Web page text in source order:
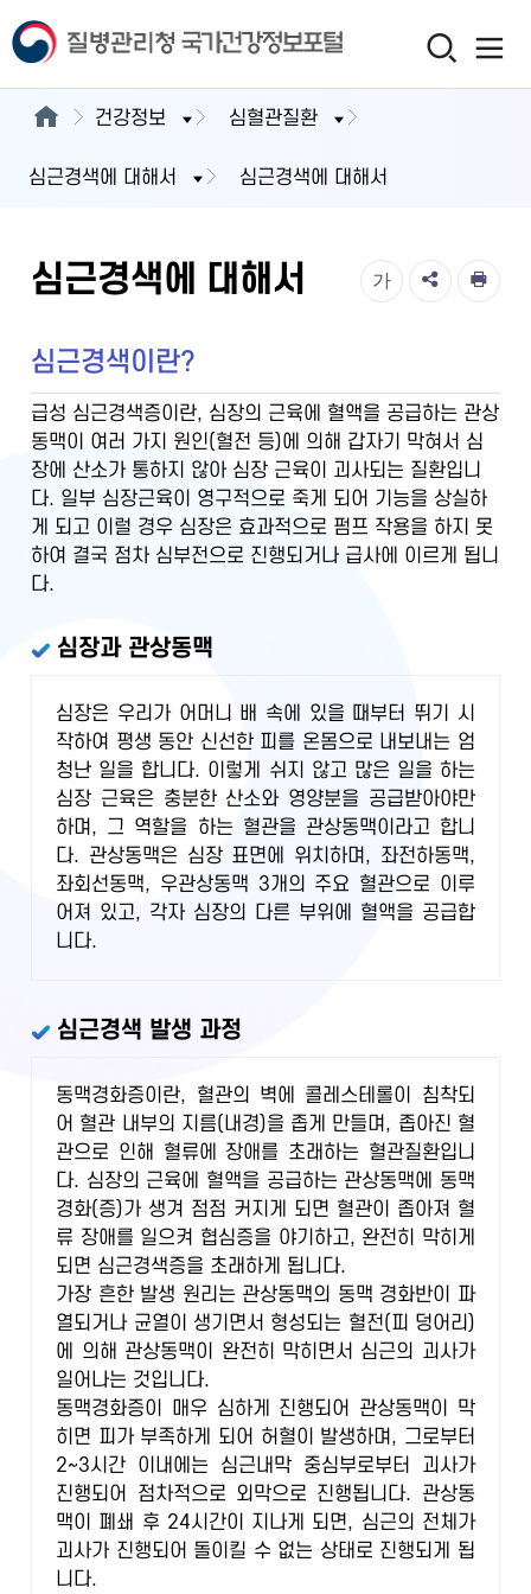
건강정보 심혈관질환
심근경색에 대해서 심근경색에 대해서
심근경색에 대해서 가
심근경색이란?
급성 심근경색증이란, 심장의 근육에 혈액을 공급하는 관상
동맥이 여러 가지 원인(혈전 등)에 의해 갑자기 막혀서 심
장에 산소가 통하지 않아 심장 근육이 괴사되는 질환입니
다. 일부 심장근육이 영구적으로 죽게 되어 기능을 상실하
게 되고 이럴 경우 심장은 효과적으로 펌프 작용을 하지 못
하여 결국 점차 심부전으로 진행되거나 급사에 이르게 됩니
다.
심장과 관상동맥
심장은 우리가 어머니 배 속에 있을 때부터 뛰기 시
작하여 평생 동안 신선한 피를 온몸으로 내보내는 엄
청난 일을 합니다. 이렇게 쉬지 않고 많은 일을 하는
심장 근육은 충분한 산소와 영양분을 공급받아야만
하며, 그 역할을 하는 혈관을 관상동맥이라고 합니
다. 관상동맥은 심장 표면에 위치하며, 좌전하동맥,
좌회선동맥, 우관상동맥 3개의 주요 혈관으로 이루
어져 있고, 각자 심장의 다른 부위에 혈액을 공급합
니다.
심근경색 발생 과정
동맥경화증이란, 혈관의 벽에 콜레스테롤이 침착되
어 혈관 내부의 지름(내경)을 좁게 만들며, 좁아진 혈
관으로 인해 혈류에 장애를 초래하는 혈관질환입니
다. 심장의 근육에 혈액을 공급하는 관상동맥에 동맥
경화(증)가 생겨 점점 커지게 되면 혈관이 좁아져 혈
류 장애를 일으켜 협심증을 야기하고, 완전히 막히게
되면 심근경색증을 초래하게 됩니다.
가장 흔한 발생 원리는 관상동맥의 동맥 경화반이 파
열되거나 균열이 생기면서 형성되는 혈전(피 덩어리)
에 의해 관상동맥이 완전히 막히면서 심근의 괴사가
일어나는 것입니다.
동맥경화증이 매우 심하게 진행되어 관상동맥이 막
히면 피가 부족하게 되어 허혈이 발생하며, 그로부터
2~3시간 이내에는 심근내막 중심부로부터 괴사가
진행되어 점차적으로 외막으로 진행됩니다. 관상동
맥이 폐쇄 후 24시간이 지나게 되면, 심근의 전체가
괴사가 진행되어 돌이킬 수 없는 상태로 진행되게 됩
니다.